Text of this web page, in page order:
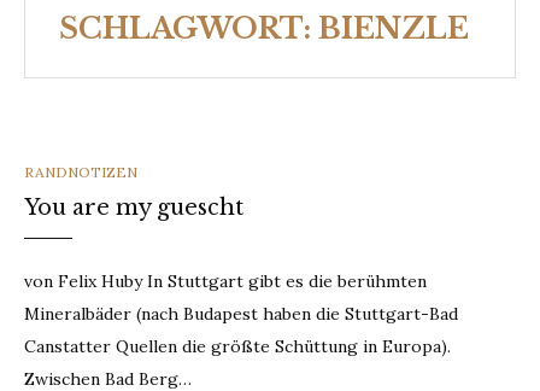
SCHLAGWORT: BIENZLE
CATEGORIES
RANDNOTIZEN
You are my guescht
von Felix Huby In Stuttgart gibt es die berühmten
Mineralbäder (nach Budapest haben die Stuttgart-Bad
Canstatter Quellen die größte Schüttung in Europa).
Zwischen Bad Berg…